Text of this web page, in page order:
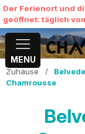
Der Ferienort und
geöffnet: täglich
MENU
Zuhause /
Chamrousse